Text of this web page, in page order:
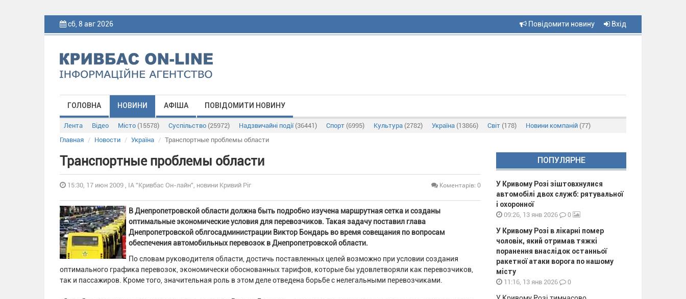
сб, 8 авг 2026 Повідомити новину Вхід
ГОЛОВНА НОВИНИ АФІША ПОВІДОМИТИ НОВИНУ
Лента Відео Місто (15578) Суспільство (25972) Надзвичайні події (36441) Спорт (6995) Культура (2782) Україна (13866) Світ (178) Новини компаній (77)
Главная
Новости Україна Транспортные проблемы области
Транспортные проблемы области
15:30, 17 июн 2009 , ІА "Кривбас Он-лайн", новини Кривий Ріг Коментарів: 0
В Днепропетровской области должна быть подробно изучена маршрутная сетка и созданы
оптимальные экономические условия для перевозчиков. Такая задачу поставил глава
Днепропетровской облгосадминистрации Виктор Бондарь во время совещания по вопросам
обеспечения автомобильных перевозок в Днепропетровской области.
По словам руководителя области, достичь поставленных целей возможно при условии создания
оптимального графика перевозок, экономически обоснованных тарифов, которые бы удовлетворяли как перевозчиков,
так и пассажиров. Кроме того, значительная роль в этом деле отведена борьбе с нелегальными перевозчиками.
ПОПУЛЯРНЕ
У Кривому Розі зіштовхнулися
автомобілі двох служб: рятувальної
і охоронної
09:26, 13 янв 2026 0
У Кривому Розі в лікарні помер
чоловік, який отримав тяжкі
поранення внаслідок останньої
ракетної атаки ворога по нашому
місту
11:16, 13 янв 2026 0